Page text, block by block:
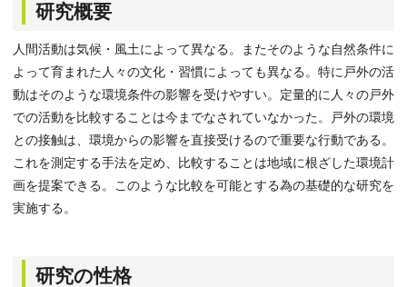
研究概要
人間活動は気候・風土によって異なる。またそのような自然条件に
よって育まれた人々の文化・習慣によっても異なる。特に戸外の活
動はそのような環境条件の影響を受けやすい。定量的に人々の戸外
での活動を比較することは今までなされていなかった。戸外の環境
との接触は、環境からの影響を直接受けるので重要な行動である。
これを測定する手法を定め、比較することは地域に根ざした環境計
画を提案できる。このような比較を可能とする為の基礎的な研究を
実施する。
研究の性格